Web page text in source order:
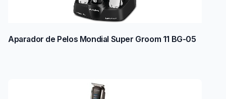
Aparador de Pelos Mondial Super Groom 11 BG-05